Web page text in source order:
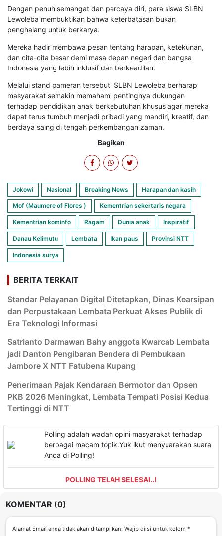
Dengan penuh semangat dan percaya diri, para siswa SLBN
Lewoleba membuktikan bahwa keterbatasan bukan
penghalang untuk berkarya.
Mereka hadir membawa pesan tentang harapan, ketekunan,
dan cita-cita besar demi masa depan negeri dan bangsa
Indonesia yang lebih inklusif dan berkeadilan.
Melalui stand pameran tersebut, SLBN Lewoleba berharap
masyarakat semakin memahami pentingnya dukungan
terhadap pendidikan anak berkebutuhan khusus agar mereka
dapat terus tumbuh menjadi pribadi yang mandiri, kreatif, dan
berdaya saing di tengah perkembangan zaman.
Bagikan
Jokowi Nasional Breaking News Harapan dan kasih
Mof (Maumere of Flores ) Kementrian sekertaris negara
Kementrian kominfo Ragam Dunia anak Inspiratif
Danau Kelimutu Lembata Ikan paus Provinsi NTT
Indonesia surya
BERITA TERKAIT
Standar Pelayanan Digital Ditetapkan, Dinas Kearsipan
dan Perpustakaan Lembata Perkuat Akses Publik di
Era Teknologi Informasi
Satrianto Darmawan Bahy anggota Kwarcab Lembata
jadi Danton Pengibaran Bendera di Pembukaan
Jambore X NTT Fatubena Kupang
Penerimaan Pajak Kendaraan Bermotor dan Opsen
PKB 2026 Meningkat, Lembata Tempati Posisi Kedua
Tertinggi di NTT
Polling adalah wadah opini masyarakat terhadap
berbagai macam topik.Yuk ikut menyuarakan suara
Anda di Polling!
POLLING TELAH SELESAI..!
KOMENTAR (0)
Alamat Email anda tidak akan ditampilkan. Wajib diisi untuk kolom *